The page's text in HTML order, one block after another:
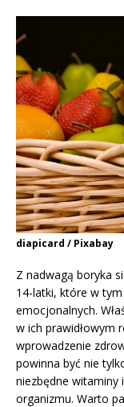
diapicard / Pixabay
Z nadwagą boryka
14-latki, które w
emocjonalnych.
w ich prawidłowym
wprowadzenie
powinna być nie
niezbędne witaminy
organizmu. Warto